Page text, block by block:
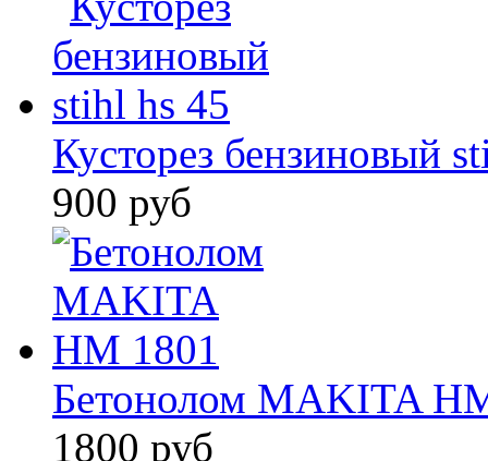
Кусторез бензиновый
900 руб
Бетонолом MAKITA
1800 руб